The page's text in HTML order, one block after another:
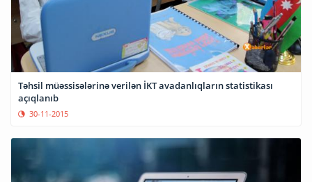
Təhsil müəssisələrinə verilən İKT avadanlıqların statistikası
açıqlanıb
30-11-2015